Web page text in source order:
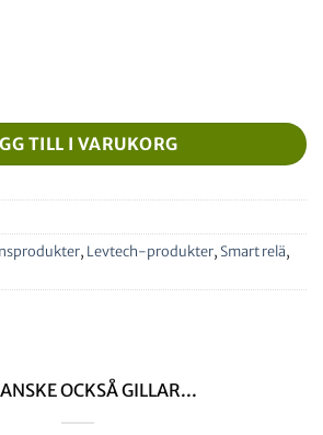
Relä) mängd
TILL I VARUKORG
, Levtech-produkter, Smart relä,
OCKSÅ GILLAR...